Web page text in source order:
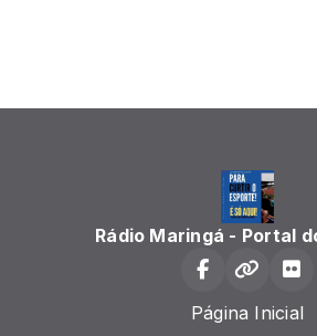
Rádio Maringá - Portal
Página Inicial